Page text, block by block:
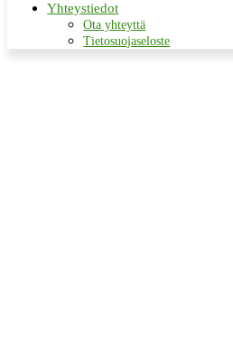
Yhteystiedot
Ota yhteyttä
Tietosuojaseloste